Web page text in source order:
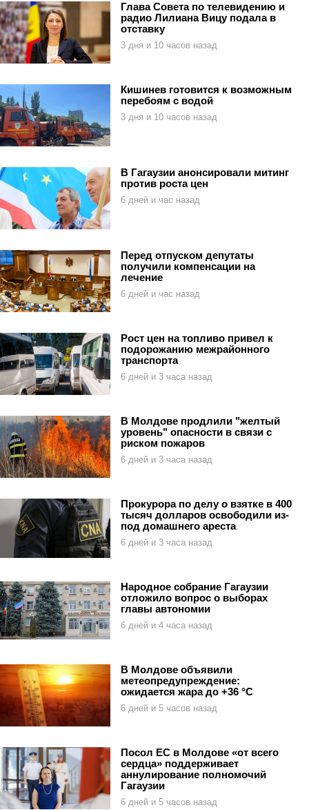
Глава Совета по телевидению и
радио Лилиана Вицу подала в
отставку
3 дня и 10 часов назад
Кишинев готовится к возможным
перебоям с водой
3 дня и 10 часов назад
В Гагаузии анонсировали митинг
против роста цен
6 дней и час назад
Перед отпуском депутаты
получили компенсации на
лечение
6 дней и час назад
Рост цен на топливо привел к
подорожанию межрайонного
транспорта
6 дней и 3 часа назад
В Молдове продлили "желтый
уровень" опасности в связи с
риском пожаров
6 дней и 3 часа назад
Прокурора по делу о взятке в 400
тысяч долларов освободили из-
под домашнего ареста
6 дней и 3 часа назад
Народное собрание Гагаузии
отложило вопрос о выборах
главы автономии
6 дней и 4 часа назад
В Молдове объявили
метеопредупреждение:
ожидается жара до +36 °C
6 дней и 5 часов назад
Посол ЕС в Молдове «от всего
сердца» поддерживает
аннулирование полномочий
Гагаузии
6 дней и 5 часов назад